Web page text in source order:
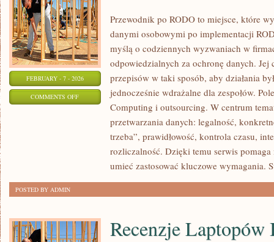
FEBRUARY - 7 - 2026
COMMENTS OFFON
MARKETING
Przewodnik po RODO to miejsce, które
danymi osobowymi po implementacji
myślą o codziennych wyzwaniach w
odpowiedzialnych za ochronę danych. Jej
przepisów w taki sposób, aby działania
jednocześnie wdrażalne dla zespołów.
Computing i outsourcing. W centrum
przetwarzania danych: legalność,
trzeba”, prawidłowość, kontrola czasu,
rozliczalność. Dzięki temu serwis
umieć zastosować kluczowe wymagania.
POSTED BY ADMIN
Recenzje